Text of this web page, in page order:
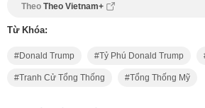
Theo Theo Vietnam+
Từ Khóa:
Donald Trump Tỷ Phú Donald Trump
Tranh Cử Tổng Thống Tổng Thống Mỹ